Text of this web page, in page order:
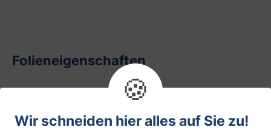
Folieneigenschaften
Stein, Boden
🍪
Wir schneiden hier alles auf Sie zu!